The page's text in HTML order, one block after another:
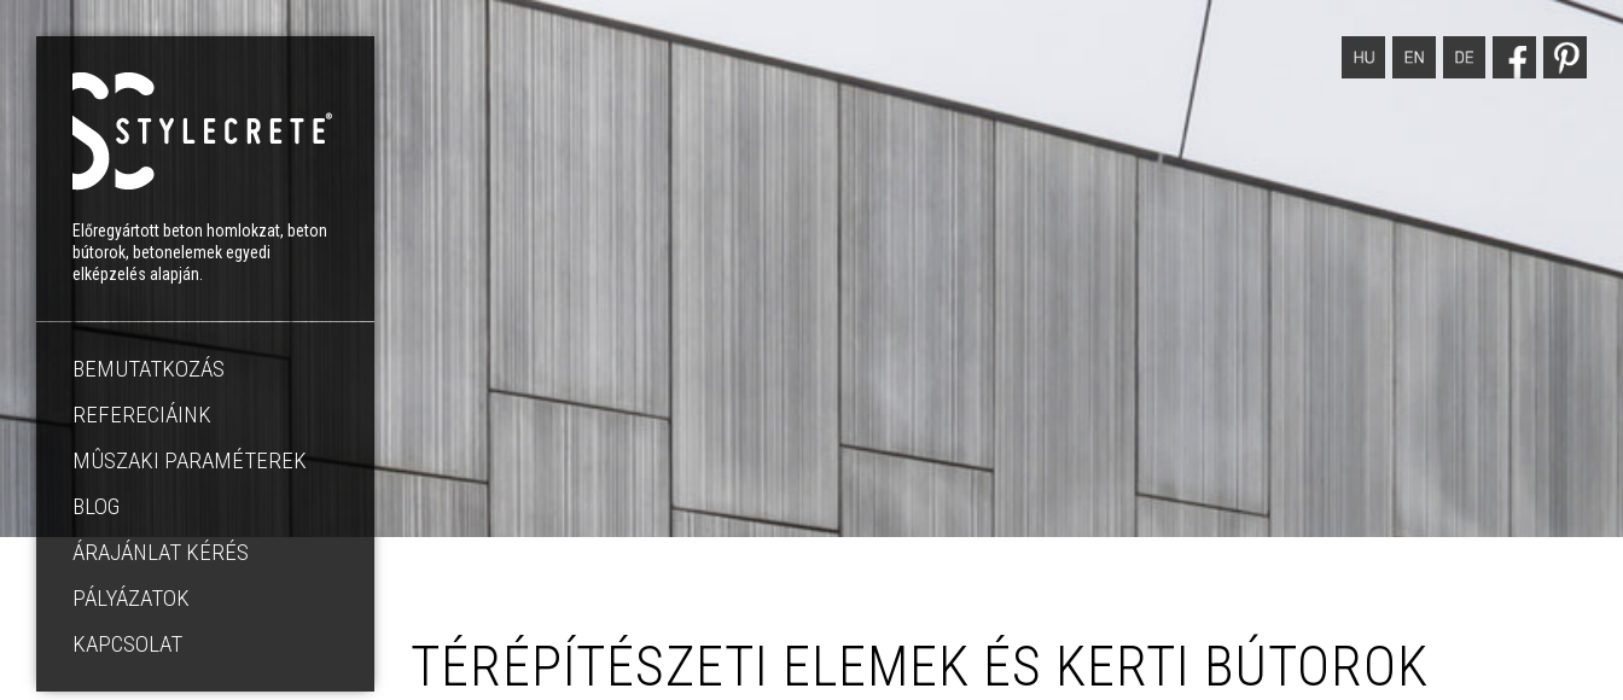
Előregyártott beton homlokzat, beton
bútorok, betonelemek egyedi
elképzelés alapján.
BEMUTATKOZÁS
REFERECIÁINK
MÛSZAKI PARAMÉTEREK
BLOG
ÁRAJÁNLAT KÉRÉS
PÁLYÁZATOK
KAPCSOLAT
TÉRÉPÍTÉSZETI ELEMEK ÉS KERTI BÚTOROK